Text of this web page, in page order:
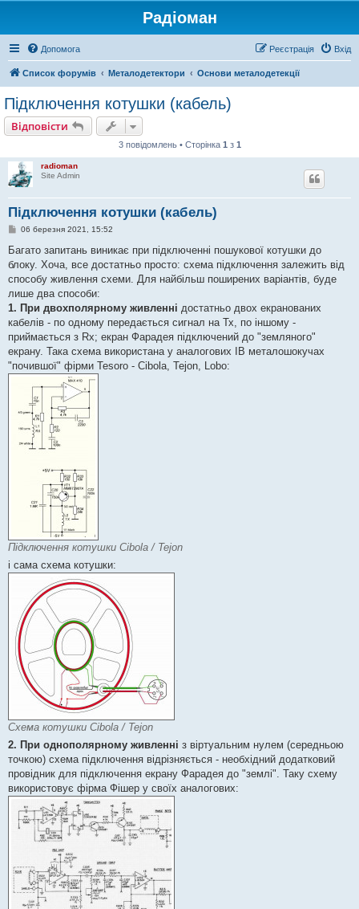
Радіоман
Допомога Вхід
Реєстрація
Список форумів Металодетектори Основи металодетекції
Підключення котушки (кабель)
Відповісти
3 повідомлень • Сторінка 1 з 1
radioman
Site Admin
Підключення котушки (кабель)
П
в
д
о
л
е
н
я
06 березня 2021, 15:52
Багато запитань виникає при підключенні пошукової котушки до
блоку. Хоча, все достатньо просто: схема підключення залежить від
способу живлення схеми. Для найбільш поширених варіантів, буде
лише два способи:
1. При двохполярному живленні достатньо двох екранованих
кабелів - по одному передається сигнал на Тх, по іншому -
приймається з Rх; екран Фарадея підключений до "земляного"
екрану. Така схема використана у аналогових IB металошокучах
"почившої" фірми Tesoro - Cibola, Tejon, Lobo:
Підключення котушки Cibola / Tejon
і сама схема котушки:
Схема котушки Cibola / Tejon
2. При однополярному живленні з віртуальним нулем (середньою
точкою) схема підключення відрізняється - необхідний додатковий
провідник для підключення екрану Фарадея до "землі". Таку схему
використовує фірма Фішер у своїх аналогових: